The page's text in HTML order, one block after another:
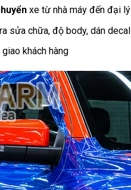
xe từ nhà máy đến đại lý
sửa chữa, độ body, dán decal
khách hàng